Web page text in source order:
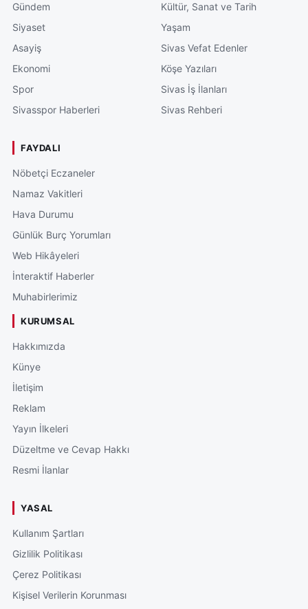
Gündem
Siyaset
Asayiş
Ekonomi
Spor
Sivasspor Haberleri
Kültür, Sanat ve Tarih
Yaşam
Sivas Vefat Edenler
Köşe Yazıları
Sivas İş İlanları
Sivas Rehberi
FAYDALI
Nöbetçi Eczaneler
Namaz Vakitleri
Hava Durumu
Günlük Burç Yorumları
Web Hikâyeleri
İnteraktif Haberler
Muhabirlerimiz
KURUMSAL
Hakkımızda
Künye
İletişim
Reklam
Yayın İlkeleri
Düzeltme ve Cevap Hakkı
Resmi İlanlar
YASAL
Kullanım Şartları
Gizlilik Politikası
Çerez Politikası
Kişisel Verilerin Korunması